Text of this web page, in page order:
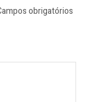
obrigatórios